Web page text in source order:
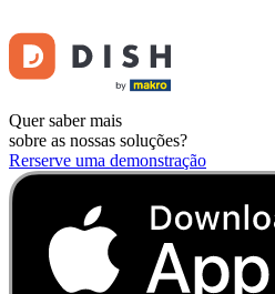
Quer saber mais
sobre as nossas soluções?
Rerserve uma demonstração